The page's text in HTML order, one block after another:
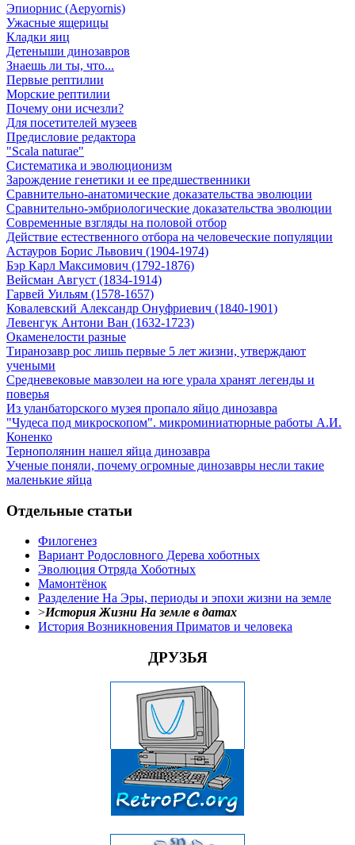
Эпиорнис (Aepyornis)
Ужасные ящерицы
Кладки яиц
Детеныши динозавров
Знаешь ли ты, что...
Первые рептилии
Морские рептилии
Почему они исчезли?
Для посетителей музеев
Предисловие редактора
"Scala naturae"
Систематика и эволюционизм
Зарождение генетики и ее предшественники
Сравнительно-анатомические доказательства эволюции
Сравнительно-эмбриологические доказательства эволюции
Современные взгляды на половой отбор
Действие естественного отбора на человеческие популяции
Астауров Борис Львович (1904-1974)
Бэр Карл Максимович (1792-1876)
Вейсман Август (1834-1914)
Гарвей Уильям (1578-1657)
Ковалевский Александр Онуфриевич (1840-1901)
Левенгук Антони Ван (1632-1723)
Окаменелости разные
Тиранозавр рос лишь первые 5 лет жизни, утверждают
учеными
Средневековые мавзолеи на юге урала хранят легенды и
поверья
Из уланбаторского музея пропало яйцо динозавра
"Чудеса под микроскопом". микроминиатюрные работы А.И.
Коненко
Тернополянин нашел яйца динозавра
Ученые поняли, почему огромные динозавры несли такие
маленькие яйца
Отдельные статьи
Филогенез
Вариант Родословного Дерева хоботных
Эволюция Отряда Хоботных
Мамонтёнок
Разделение На Эры, периоды и эпохи жизни на земле
>История Жизни На земле в датах
История Возникновения Приматов и человека
ДРУЗЬЯ